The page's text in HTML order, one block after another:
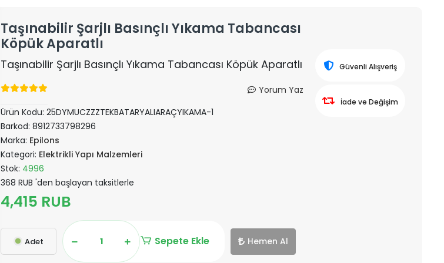
Taşınabilir Şarjlı Basınçlı Yıkama Tabancası
Köpük Aparatlı
Taşınabilir Şarjlı Basınçlı Yıkama Tabancası Köpük Aparatlı
Yorum Yaz
Ürün Kodu:25DYMUCZZZTEKBATARYALIARAÇYIKAMA-1
Barkod:8912733798296
Marka: Epilons
Kategori: Elektrikli Yapı Malzemleri
Stok: 4996
368 RUB 'den başlayan taksitlerle
4,415 RUB
Adet Sepete Ekle Hemen Al
Güvenli Alışveriş
İade ve Değişim